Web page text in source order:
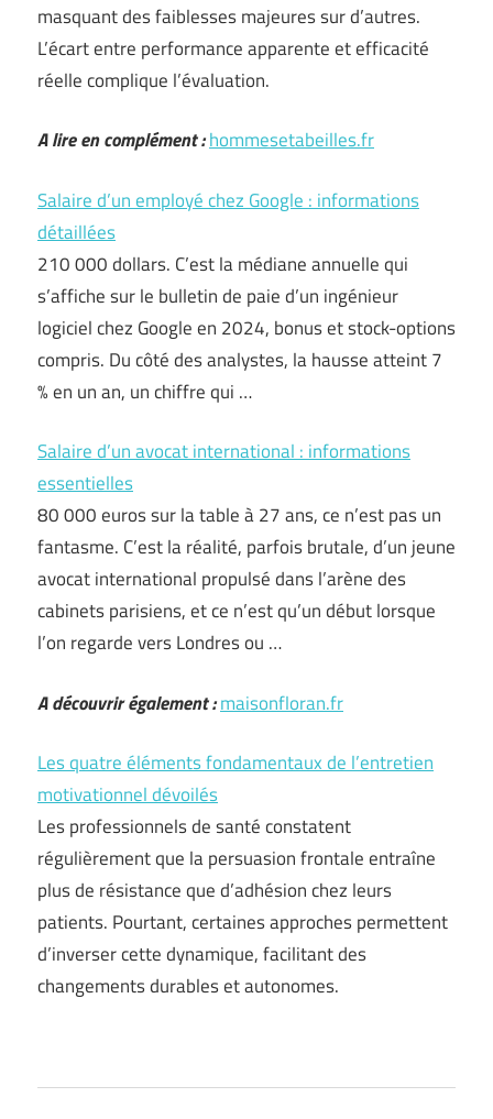
masquant des faiblesses majeures sur d’autres.
L’écart entre performance apparente et efficacité
réelle complique l’évaluation.
A lire en complément :hommesetabeilles.fr
Salaire d’un employé chez Google : informations
détaillées
210 000 dollars. C’est la médiane annuelle qui
s’affiche sur le bulletin de paie d’un ingénieur
logiciel chez Google en 2024, bonus et stock-options
compris. Du côté des analystes, la hausse atteint 7
% en un an, un chiffre qui …
Salaire d’un avocat international : informations
essentielles
80 000 euros sur la table à 27 ans, ce n’est pas un
fantasme. C’est la réalité, parfois brutale, d’un jeune
avocat international propulsé dans l’arène des
cabinets parisiens, et ce n’est qu’un début lorsque
l’on regarde vers Londres ou …
A découvrir également :maisonfloran.fr
Les quatre éléments fondamentaux de l’entretien
motivationnel dévoilés
Les professionnels de santé constatent
régulièrement que la persuasion frontale entraîne
plus de résistance que d’adhésion chez leurs
patients. Pourtant, certaines approches permettent
d’inverser cette dynamique, facilitant des
changements durables et autonomes.